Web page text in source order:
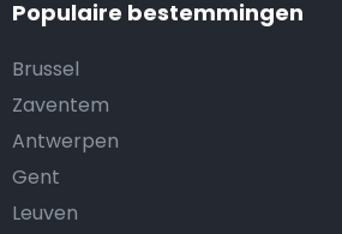
Populaire bestemmingen
Brussel
Zaventem
Antwerpen
Gent
Leuven